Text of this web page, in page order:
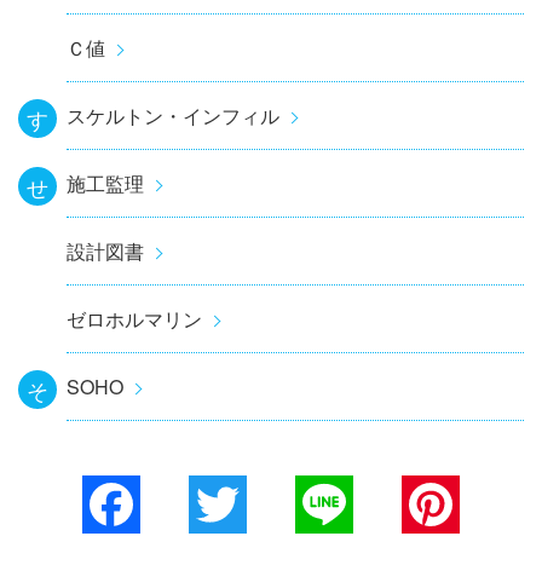
Ｃ値
す スケルトン・インフィル
せ 施工監理
設計図書
ゼロホルマリン
そ SOHO
Facebook